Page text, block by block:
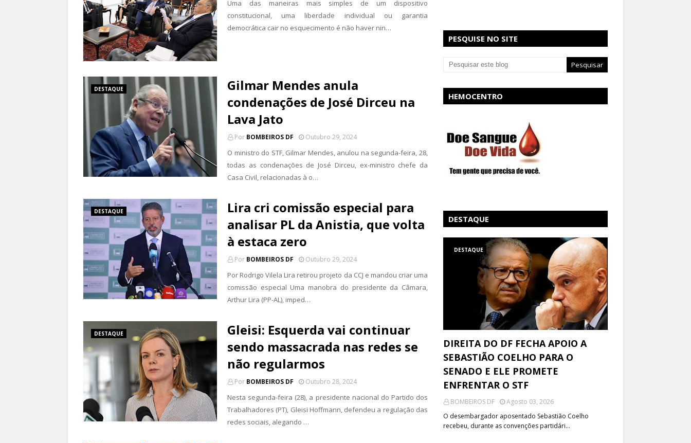
Uma das maneiras mais simples de um dispositivo
constitucional, uma liberdade individual ou garantia
democrática cair no esquecimento é não haver nin…
DESTAQUE
Gilmar Mendes anula
condenações de José Dirceu na
Lava Jato
Por BOMBEIROS DF Outubro 29, 2024
O ministro do STF, Gilmar Mendes, anulou na segunda-feira, 28,
todas as condenações de José Dirceu, ex-ministro chefe da
Casa Civil, relacionadas à o…
DESTAQUE
Lira cri comissão especial para
analisar PL da Anistia, que volta
à estaca zero
Por BOMBEIROS DF Outubro 29, 2024
Por Rodrigo Vilela Lira retirou projeto da CCJ e mandou criar uma
comissão especial Uma manobra do presidente da Câmara,
Arthur Lira (PP-AL), imped…
DESTAQUE
Gleisi: Esquerda vai continuar
sendo massacrada nas redes se
não regularmos
Por BOMBEIROS DF Outubro 28, 2024
Nesta segunda-feira (28), a presidente nacional do Partido dos
Trabalhadores (PT), Gleisi Hoffmann, defendeu a regulação das
redes sociais, alegando …
PESQUISE NO SITE
HEMOCENTRO
DESTAQUE
DESTAQUE
DIREITA DO DF FECHA APOIO A
SEBASTIÃO COELHO PARA O
SENADO E ELE PROMETE
ENFRENTAR O STF
BOMBEIROS DF
Agosto 03, 2026
O desembargador aposentado Sebastião Coelho
recebeu, durante as convenções partidári…